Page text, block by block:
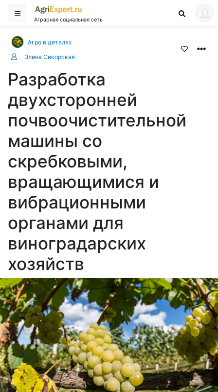
Аграрная социальная сеть
Агро в деталях
Элина Сикорская
Разработка
двухсторонней
почвоочистительной
машины со
скребковыми,
вращающимися и
вибрационными
органами для
виноградарских
хозяйств